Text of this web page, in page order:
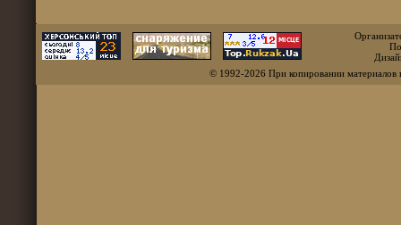
© 1992-2026 При копировании материалов